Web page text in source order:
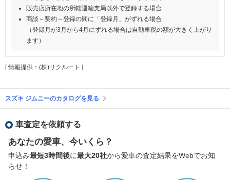
販売店所在地の所轄運輸支局以外で登録する場合
商談～契約～登録の間に「登録月」がずれる場合
（登録月が3月から4月にずれる場合は自動車税の額が大きく上がり
ます）
[ 情報提供：(株)リクルート ]
スズキ ジムニーのカタログを見る
車査定を依頼する
あなたの愛車、今いくら？
申込み最短3時間後に最大20社から愛車の査定結果をWebでお知
らせ！